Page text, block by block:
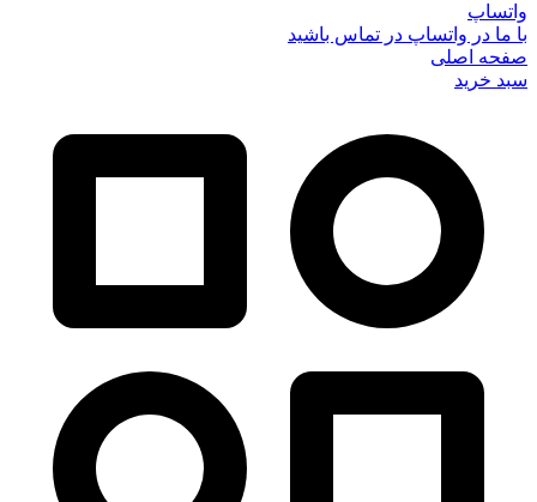
واتساپ
با ما در واتساپ در تماس باشید
صفحه اصلی
سبد خرید